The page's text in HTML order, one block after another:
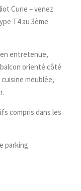
Curie – venez
T4 au 3ème
entretenue,
orienté côté
meublée,
compris dans les
parking.